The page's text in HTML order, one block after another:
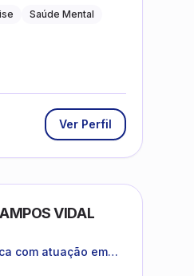
Saúde Mental
Ver Perfil
VIDAL
com atuação em